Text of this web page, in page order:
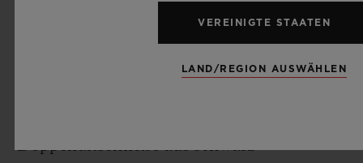
ARMBAND & SCHNALLE
Grünes Alligatorleder- und schwarzes
Doppelfaltschließe aus schwarz
VEREINIGTE STAATEN
LAND/REGION AUSWÄHLEN